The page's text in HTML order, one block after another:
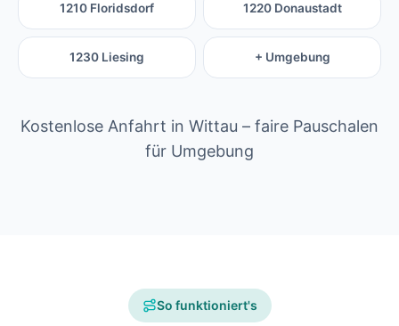
1210 Floridsdorf 1220 Donaustadt
1230 Liesing + Umgebung
Kostenlose Anfahrt in Wittau – faire Pauschalen
für Umgebung
So funktioniert's